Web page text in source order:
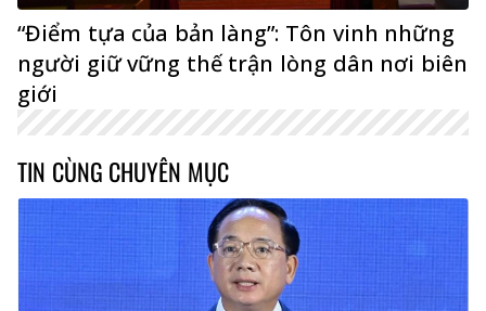
“Điểm tựa của bản làng”: Tôn vinh những
người giữ vững thế trận lòng dân nơi biên
giới
TIN CÙNG CHUYÊN MỤC